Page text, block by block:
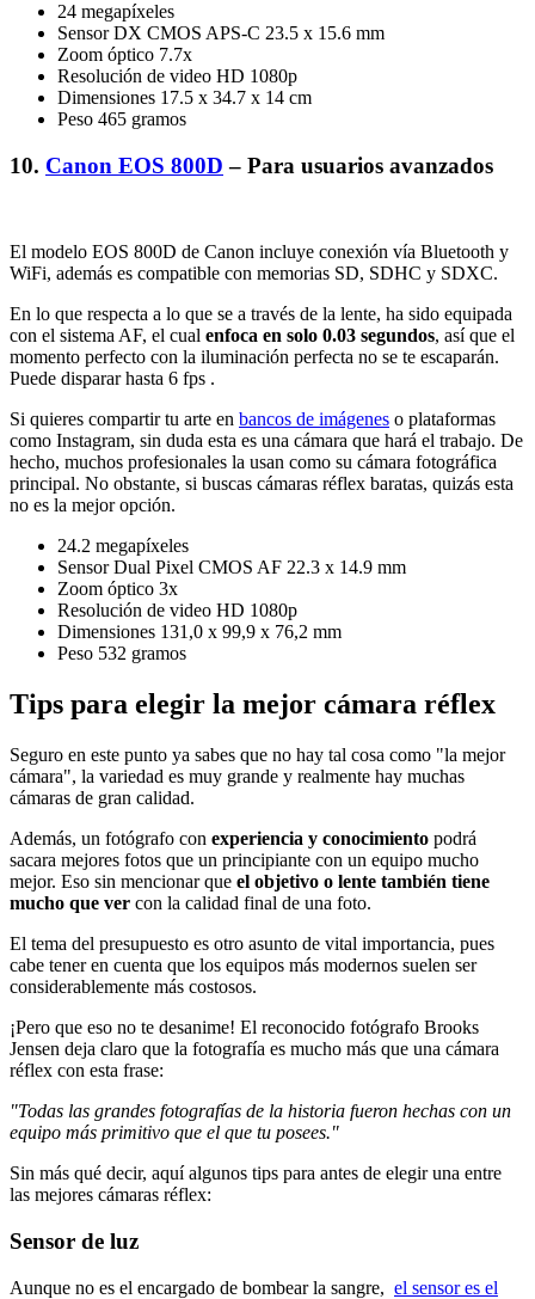
24 megapíxeles
Sensor DX CMOS APS-C 23.5 x 15.6 mm
Zoom óptico 7.7x
Resolución de video HD 1080p
Dimensiones 17.5 x 34.7 x 14 cm
Peso 465 gramos
10. Canon EOS 800D – Para usuarios avanzados
El modelo EOS 800D de Canon incluye conexión vía Bluetooth y
WiFi, además es compatible con memorias SD, SDHC y SDXC.
En lo que respecta a lo que se a través de la lente, ha sido equipada
con el sistema AF, el cual enfoca en solo 0.03 segundos, así que el
momento perfecto con la iluminación perfecta no se te escaparán.
Puede disparar hasta 6 fps .
Si quieres compartir tu arte en bancos de imágenes o plataformas
como Instagram, sin duda esta es una cámara que hará el trabajo. De
hecho, muchos profesionales la usan como su cámara fotográfica
principal. No obstante, si buscas cámaras réflex baratas, quizás esta
no es la mejor opción.
24.2 megapíxeles
Sensor Dual Pixel CMOS AF 22.3 x 14.9 mm
Zoom óptico 3x
Resolución de video HD 1080p
Dimensiones 131,0 x 99,9 x 76,2 mm
Peso 532 gramos
Tips para elegir la mejor cámara réflex
Seguro en este punto ya sabes que no hay tal cosa como "la mejor
cámara", la variedad es muy grande y realmente hay muchas
cámaras de gran calidad.
Además, un fotógrafo con experiencia y conocimiento podrá
sacara mejores fotos que un principiante con un equipo mucho
mejor. Eso sin mencionar que el objetivo o lente también tiene
mucho que ver con la calidad final de una foto.
El tema del presupuesto es otro asunto de vital importancia, pues
cabe tener en cuenta que los equipos más modernos suelen ser
considerablemente más costosos.
¡Pero que eso no te desanime! El reconocido fotógrafo Brooks
Jensen deja claro que la fotografía es mucho más que una cámara
réflex con esta frase:
"Todas las grandes fotografías de la historia fueron hechas con un
equipo más primitivo que el que tu posees."
Sin más qué decir, aquí algunos tips para antes de elegir una entre
las mejores cámaras réflex:
Sensor de luz
Aunque no es el encargado de bombear la sangre, el sensor es el